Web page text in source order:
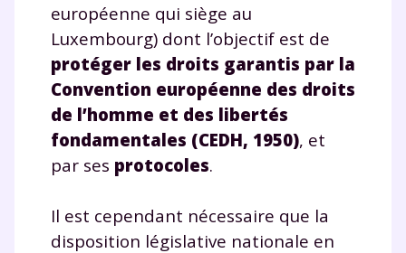
européenne qui siège au
Luxembourg) dont l’objectif est de
protéger les droits garantis par la
Convention européenne des droits
de l’homme et des libertés
fondamentales (CEDH, 1950), et
par ses protocoles.
Il est cependant nécessaire que la
disposition législative nationale en